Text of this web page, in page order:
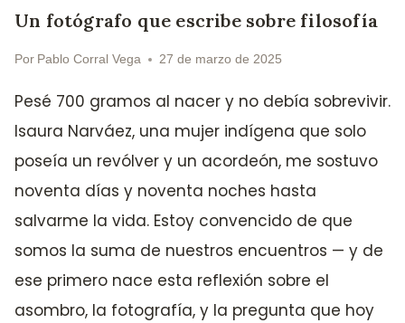
Un fotógrafo que escribe sobre filosofía
Por Pablo Corral Vega 27 de marzo de 2025
Pesé 700 gramos al nacer y no debía sobrevivir.
Isaura Narváez, una mujer indígena que solo
poseía un revólver y un acordeón, me sostuvo
noventa días y noventa noches hasta
salvarme la vida. Estoy convencido de que
somos la suma de nuestros encuentros — y de
ese primero nace esta reflexión sobre el
asombro, la fotografía, y la pregunta que hoy